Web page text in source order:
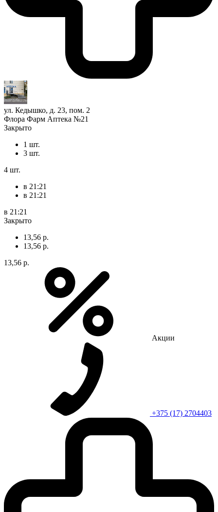
ул. Кедышко, д. 23, пом. 2
Флора Фарм Аптека №21
Закрыто
1 шт.
3 шт.
4 шт.
в 21:21
в 21:21
в 21:21
Закрыто
13,56 р.
13,56 р.
13,56 р.
Акции
+375 (17) 2704403